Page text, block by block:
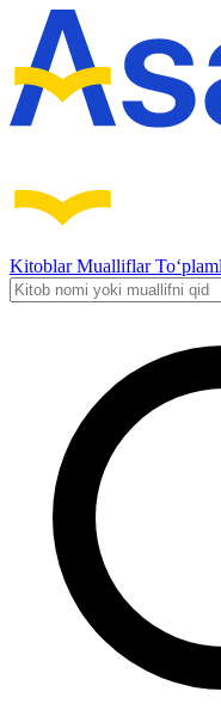
KitoblarMualliflar